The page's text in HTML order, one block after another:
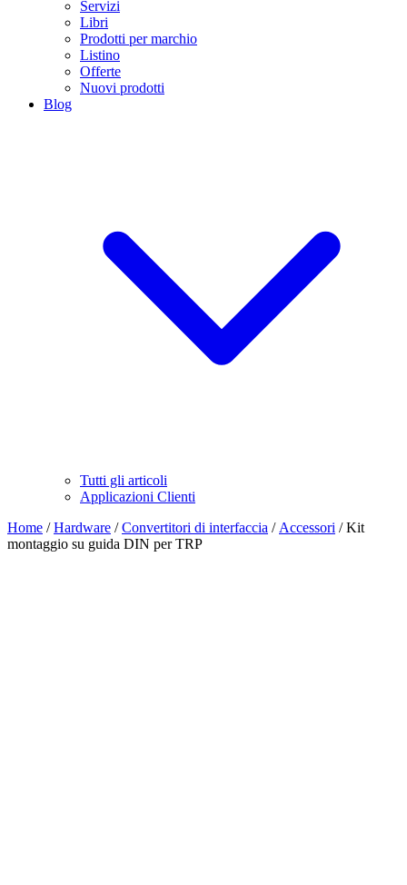
Servizi
Libri
Prodotti per marchio
Listino
Offerte
Nuovi prodotti
Blog
Tutti gli articoli
Applicazioni Clienti
Home /Hardware /Convertitori di interfaccia / Accessori / Kit
montaggio su guida DIN per TRP